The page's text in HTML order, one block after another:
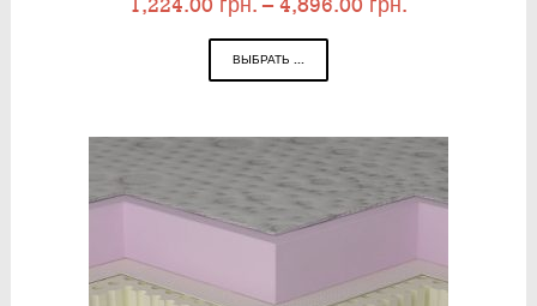
1,224.00 грн. – 4,896.00 грн.
ВЫБРАТЬ ...